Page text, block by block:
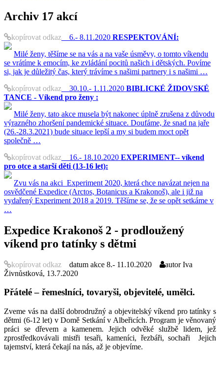
Archiv 17 akcí
kopírovat odkaz 6.- 8.11.2020 RESPEKTOVÁNÍ:
Milé ženy, těšíme se na vás a na vaše úsměvy, o tomto víkendu
se vrátíme k emocím, ke zvládání pocitů našich i dětských. Povíme
si, jak je důležitý čas, který trávíme s našimi partnery i s našimi …
kopírovat odkaz 30.10.- 1.11.2020 BIBLICKÉ ŽIDOVSKÉ
TANCE - Víkend pro ženy :
Milé ženy, tato akce musela být nakonec úplně zrušena z důvodu
výrazného zhoršení pandemické situace. Doufáme, že snad na jaře
(26.-28.3.2021) bude situace lepší a my si budem moct opět
společně …
kopírovat odkaz 16.- 18.10.2020 EXPERIMENT-- víkend
pro otce a starší děti (13-16 let):
Zvu vás na akci Experiment 2020, která chce navázat nejen na
osvědčené Expedice (Arctos, Botanicus a Krakonoš), ale i již na
vydařený Experiment 2018 a 2019. Těšíme se, že se opět setkáme v
…
Expedice Krakonoš 2 - prodloužený
víkend pro tatínky s dětmi
kopírovat odkaz datum akce 8.- 11.10.2020 autorIva
Živnůstková, 13.7.2020
Přátelé – řemeslníci, tovaryši, objevitelé, umělci.
Zveme vás na další dobrodružný a objevitelský víkend pro tatínky s
dětmi (6-12 let) v Domě Setkání v Albeřicích. Program je věnovaný
práci se dřevem a kamenem. Jejich odvěké službě lidem, jež
zprostředkovávali mistři tesaři, kameníci, řezbáři, sochaři Jejich
tajemství, která čekají na nás, až je objevíme.